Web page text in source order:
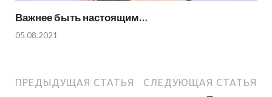
Важнее быть настоящим…
05.08.2021
ПРЕДЫДУЩАЯ СТАТЬЯ СЛЕДУЮЩАЯ СТАТЬЯ